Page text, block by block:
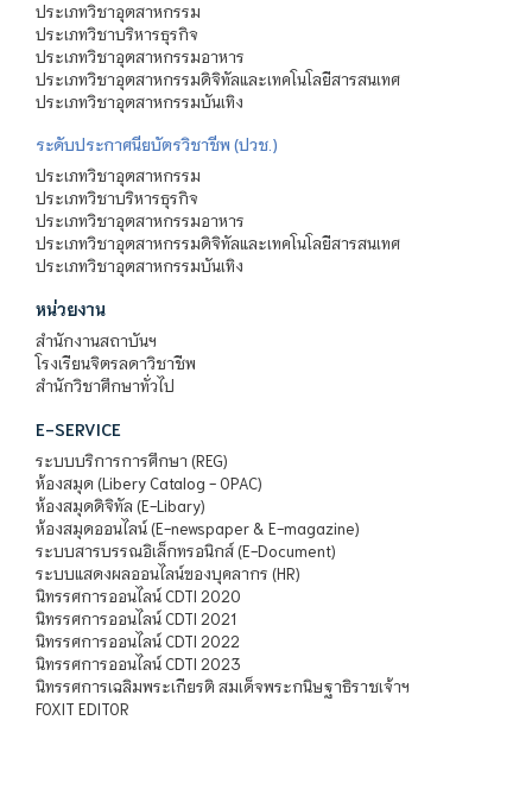
ประเภทวิชาอุตสาหกรรม
ประเภทวิชาบริหารธุรกิจ
ประเภทวิชาอุตสาหกรรมอาหาร
ประเภทวิชาอุตสาหกรรมดิจิทัลและเทคโนโลยีสารสนเทศ
ประเภทวิชาอุตสาหกรรมบันเทิง
ระดับประกาศนียบัตรวิชาชีพ (ปวช.)
ประเภทวิชาอุตสาหกรรม
ประเภทวิชาบริหารธุรกิจ
ประเภทวิชาอุตสาหกรรมอาหาร
ประเภทวิชาอุตสาหกรรมดิจิทัลและเทคโนโลยีสารสนเทศ
ประเภทวิชาอุตสาหกรรมบันเทิง
หน่วยงาน
สำนักงานสถาบันฯ
โรงเรียนจิตรลดาวิชาชีพ
สำนักวิชาศึกษาทั่วไป
E-SERVICE
ระบบบริการการศึกษา (REG)
ห้องสมุด (Libery Catalog - OPAC)
ห้องสมุดดิจิทัล (E-Libary)
ห้องสมุดออนไลน์ (E-newspaper & E-magazine)
ระบบสารบรรณอิเล็กทรอนิกส์ (E-Document)
ระบบแสดงผลออนไลน์ของบุคลากร (HR)
นิทรรศการออนไลน์ CDTI 2020
นิทรรศการออนไลน์ CDTI 2021
นิทรรศการออนไลน์ CDTI 2022
นิทรรศการออนไลน์ CDTI 2023
นิทรรศการเฉลิมพระเกียรติ สมเด็จพระกนิษฐาธิราชเจ้าฯ
FOXIT EDITOR